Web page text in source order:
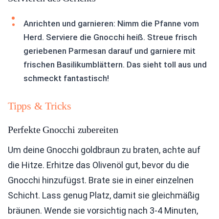
Anrichten und garnieren: Nimm die Pfanne vom
Herd. Serviere die Gnocchi heiß. Streue frisch
geriebenen Parmesan darauf und garniere mit
frischen Basilikumblättern. Das sieht toll aus und
schmeckt fantastisch!
Tipps & Tricks
Perfekte Gnocchi zubereiten
Um deine Gnocchi goldbraun zu braten, achte auf
die Hitze. Erhitze das Olivenöl gut, bevor du die
Gnocchi hinzufügst. Brate sie in einer einzelnen
Schicht. Lass genug Platz, damit sie gleichmäßig
bräunen. Wende sie vorsichtig nach 3-4 Minuten,